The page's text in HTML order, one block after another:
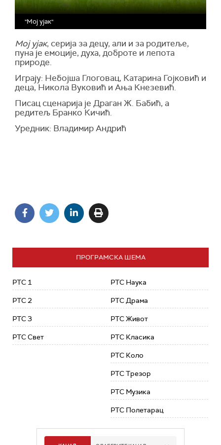
"Мој ујак"
Мој ујак, серија за децу, али и за родитеље,
пуна је емоције, духа, доброте и лепота
природе.
Играју: Небојша Глоговац, Катарина Гојковић и
деца, Никола Вуковић и Ања Кнезевић.
Писац сценарија је Драган Ж. Бабић, а
редитељ Бранко Кичић.
Уредник: Владимир Андрић
ПРОГРАМСКА ШЕМА
РТС 1
РТС 2
РТС 3
РТС Свет
РТС Наука
РТС Драма
РТС Живот
РТС Класика
РТС Коло
РТС Трезор
РТС Музика
РТС Полетарац